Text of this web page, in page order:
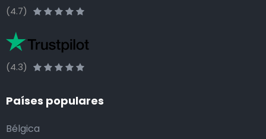
(4.7)
(4.3)
Países populares
Bélgica